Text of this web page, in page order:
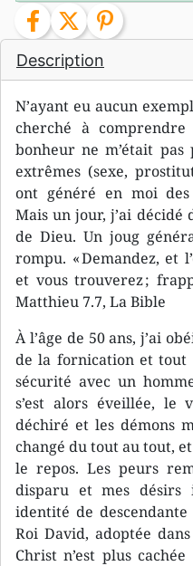
Description
N’ayant eu aucun
cherché à
bonheur ne m’était pas
extrêmes (sexe,
ont généré en moi des
Mais un jour, j’ai décidé
de Dieu. Un joug
rompu. « Demandez, et
et vous trouverez ;
Matthieu 7.7, La Bible
À l’âge de 50 ans, j’ai
de la fornication et tout
sécurité avec un
s’est alors éveillée, le
déchiré et les démons
changé du tout au tout,
le repos. Les peurs
disparu et mes désirs
identité de
Roi David, adoptée
Christ n’est plus
facebook twitter pinterest